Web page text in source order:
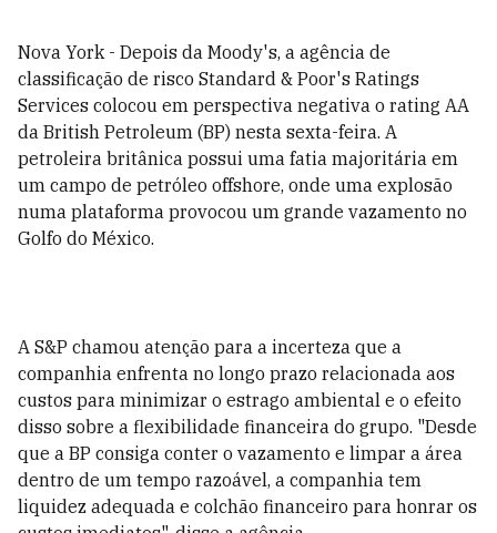
Nova York - Depois da Moody's, a agência de
classificação de risco Standard & Poor's Ratings
Services colocou em perspectiva negativa o rating AA
da British Petroleum (BP) nesta sexta-feira. A
petroleira britânica possui uma fatia majoritária em
um campo de petróleo offshore, onde uma explosão
numa plataforma provocou um grande vazamento no
Golfo do México.
A S&P chamou atenção para a incerteza que a
companhia enfrenta no longo prazo relacionada aos
custos para minimizar o estrago ambiental e o efeito
disso sobre a flexibilidade financeira do grupo. "Desde
que a BP consiga conter o vazamento e limpar a área
dentro de um tempo razoável, a companhia tem
liquidez adequada e colchão financeiro para honrar os